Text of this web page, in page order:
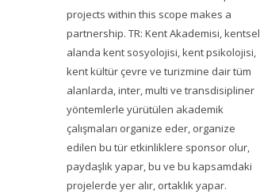
projects within this scope makes a
partnership. TR: Kent Akademisi, kentsel
alanda kent sosyolojisi, kent psikolojisi,
kent kültür çevre ve turizmine dair tüm
alanlarda, inter, multi ve transdisipliner
yöntemlerle yürütülen akademik
çalışmaları organize eder, organize
edilen bu tür etkinliklere sponsor olur,
paydaşlık yapar, bu ve bu kapsamdaki
projelerde yer alır, ortaklık yapar.